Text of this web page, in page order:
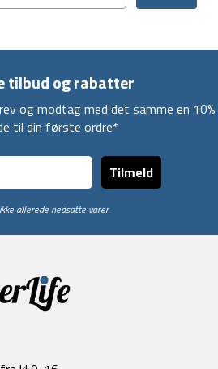
tilbud og rabatter
og modtag med det samme en 10%
til din første ordre*
Tilmeld
allerede nedsatte varer